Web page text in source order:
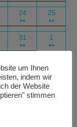
24
●●
25
●●
31
●●
1
●●
Export
for
Outlookum Ihnen
indem wir
der Website
stimmen